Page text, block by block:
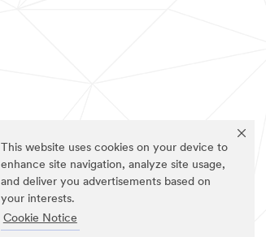
This website uses cookies on your device to
enhance site navigation, analyze site usage,
and deliver you advertisements based on
your interests.
Cookie Notice